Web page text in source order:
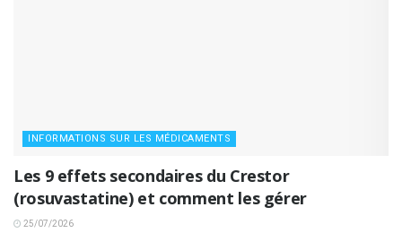
INFORMATIONS SUR LES MÉDICAMENTS
Les 9 effets secondaires du Crestor
(rosuvastatine) et comment les gérer
25/07/2026